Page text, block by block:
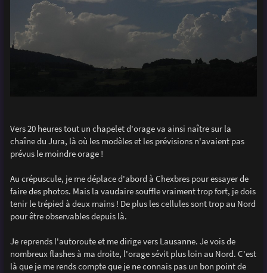
Vers 20 heures tout un chapelet d'orage va ainsi naître sur la
chaîne du Jura, là où les modèles et les prévisions n'avaient pas
prévus le moindre orage !
Au crépuscule, je me déplace d'abord à Chexbres pour essayer de
faire des photos. Mais la vaudaire souffle vraiment trop fort, je dois
tenir le trépied à deux mains ! De plus les cellules sont trop au Nord
pour être observables depuis là.
Je reprends l'autoroute et me dirige vers Lausanne. Je vois de
nombreux flashes à ma droite, l'orage sévit plus loin au Nord. C'est
là que je me rends compte que je ne connais pas un bon point de